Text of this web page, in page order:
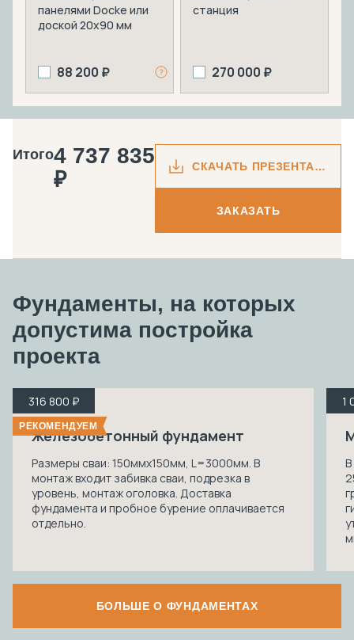
панелями Docke или
доской 20х90 мм
88 200 ₽
станция
270 000 ₽
Итого4 737 835
₽
СКАЧАТЬ ПРЕЗЕНТАЦИЮ
ЗАКАЗАТЬ
Фундаменты, на которых
допустима постройка
проекта
Железобетонный фундамент
Размеры сваи: 150ммх150мм, L=3000мм. В
монтаж входит забивка сваи, подрезка в
уровень, монтаж оголовка. Доставка
фундамента и пробное бурение оплачивается
отдельно.
316 800 ₽
РЕКОМЕНДУЕМ
1
БОЛЬШЕ О ФУНДАМЕНТАХ